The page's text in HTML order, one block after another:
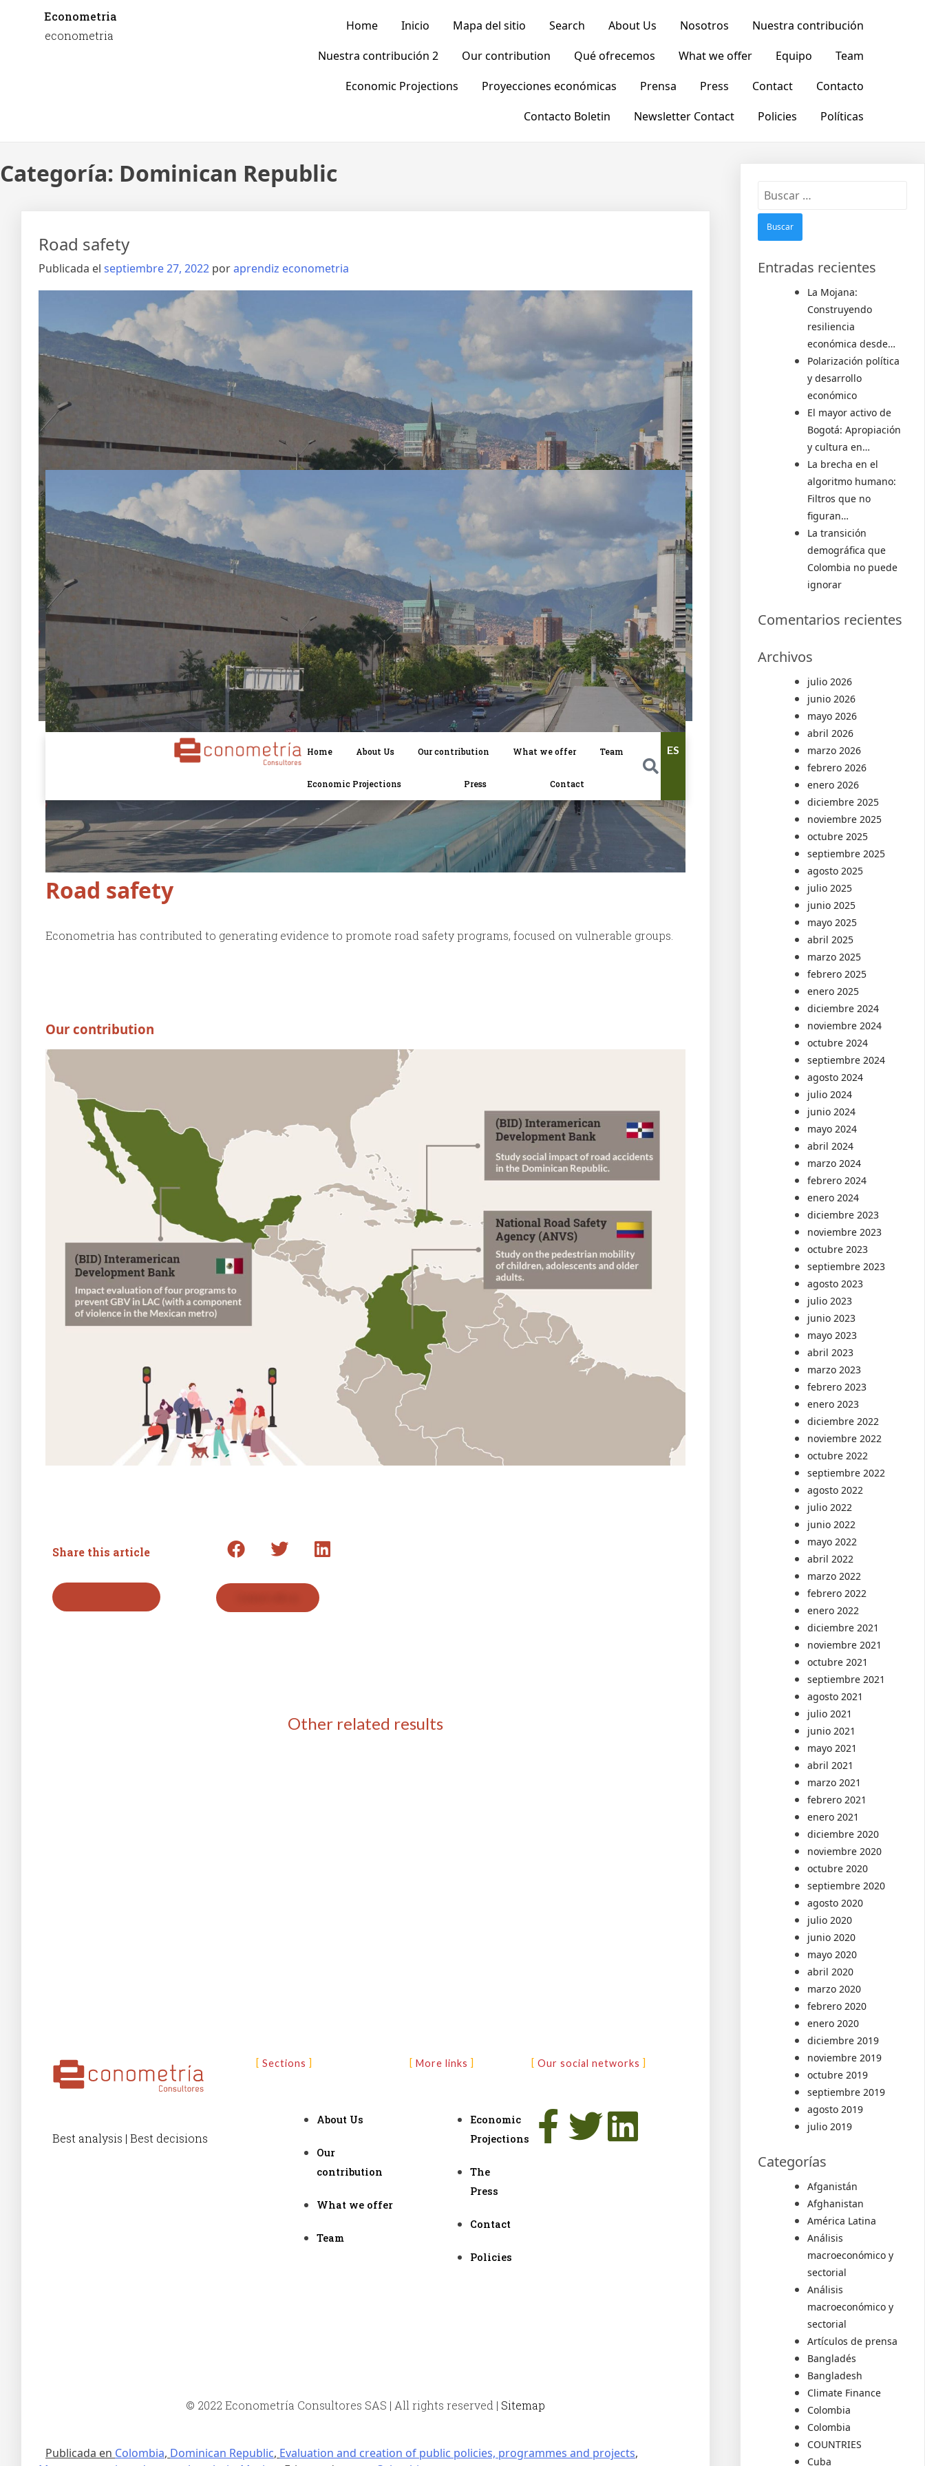
Econometria
econometria
Home Inicio Mapa del sitio Search About Us Nosotros
Nuestra contribución
Nuestra contribución 2
Our contribution Qué ofrecemos What we offer Equipo
Team
Economic Projections
Proyecciones económicas Prensa Press Contact
Contacto
Contacto Boletin
Newsletter Contact Policies Políticas
Categoría: Dominican Republic
Road safety
Publicada el septiembre 27, 2022 poraprendiz econometria
Home About Us Our contribution What we offer Team
Economic Projections Press Contact
ES
Road safety
Econometria has contributed to generating evidence to promote road safety programs, focused on vulnerable groups.
Our contribution
Share this article
Other related results
Best analysis | Best decisions
Sections
About Us
Our
contribution
What we offer
Team
More links
Economic
Projections
The
Press
Contact
Policies
Our social networks
© 2022 Econometría Consultores SAS | All rights reserved | Sitemap
Publicada en Colombia, Dominican Republic, Evaluation and creation of public policies, programmes and projects,
Entradas recientes
La Mojana:
Construyendo
resiliencia
económica desde…
Polarización política
y desarrollo
económico
El mayor activo de
Bogotá: Apropiación
y cultura en…
La brecha en el
algoritmo humano:
Filtros que no
figuran…
La transición
demográfica que
Colombia no puede
ignorar
Comentarios recientes
Archivos
julio 2026
junio 2026
mayo 2026
abril 2026
marzo 2026
febrero 2026
enero 2026
diciembre 2025
noviembre 2025
octubre 2025
septiembre 2025
agosto 2025
julio 2025
junio 2025
mayo 2025
abril 2025
marzo 2025
febrero 2025
enero 2025
diciembre 2024
noviembre 2024
octubre 2024
septiembre 2024
agosto 2024
julio 2024
junio 2024
mayo 2024
abril 2024
marzo 2024
febrero 2024
enero 2024
diciembre 2023
noviembre 2023
octubre 2023
septiembre 2023
agosto 2023
julio 2023
junio 2023
mayo 2023
abril 2023
marzo 2023
febrero 2023
enero 2023
diciembre 2022
noviembre 2022
octubre 2022
septiembre 2022
agosto 2022
julio 2022
junio 2022
mayo 2022
abril 2022
marzo 2022
febrero 2022
enero 2022
diciembre 2021
noviembre 2021
octubre 2021
septiembre 2021
agosto 2021
julio 2021
junio 2021
mayo 2021
abril 2021
marzo 2021
febrero 2021
enero 2021
diciembre 2020
noviembre 2020
octubre 2020
septiembre 2020
agosto 2020
julio 2020
junio 2020
mayo 2020
abril 2020
marzo 2020
febrero 2020
enero 2020
diciembre 2019
noviembre 2019
octubre 2019
septiembre 2019
agosto 2019
julio 2019
Categorías
Afganistán
Afghanistan
América Latina
Análisis
macroeconómico y
sectorial
Análisis
macroeconómico y
sectorial
Artículos de prensa
Bangladés
Bangladesh
Climate Finance
Colombia
Colombia
COUNTRIES
Cuba